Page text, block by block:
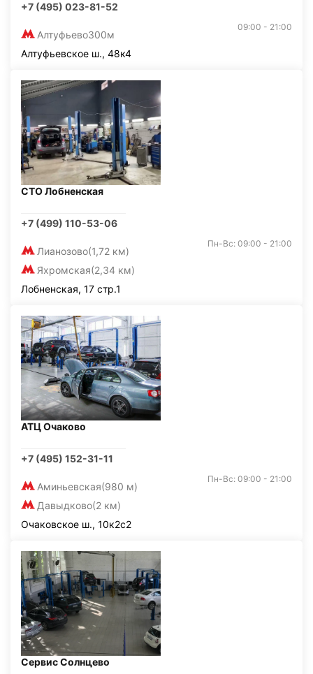
+7 (495) 023-81-52
Алтуфьево300м
09:00 - 21:00
Алтуфьевское ш., 48к4
СТО Лобненская
+7 (499) 110-53-06
Лианозово(1,72 км)
Яхромская(2,34 км)
Пн-Вс: 09:00 - 21:00
Лобненская, 17 стр.1
АТЦ Очаково
+7 (495) 152-31-11
Аминьевская(980 м)
Давыдково(2 км)
Пн-Вс: 09:00 - 21:00
Очаковское ш., 10к2с2
Сервис Солнцево